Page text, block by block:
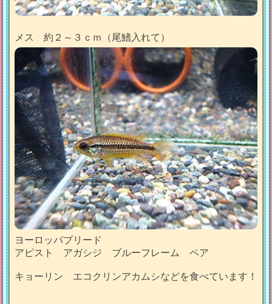
メス 約２～３ｃｍ（尾鰭入れて）
ヨーロッパブリード
アピスト アガシジ ブルーフレーム ペア
キョーリン エコクリンアカムシなどを食べています！